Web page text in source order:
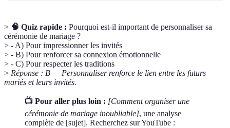
> 🧠 Quiz rapide : Pourquoi est-il important de personnaliser sa
cérémonie de mariage ?
> - A) Pour impressionner les invités
> - B) Pour renforcer sa connexion émotionnelle
> - C) Pour respecter les traditions
> Réponse : B — Personnaliser renforce le lien entre les futurs
mariés et leurs invités.
📺 Pour aller plus loin : [Comment organiser une
cérémonie de mariage inoubliable], une analyse
complète de [sujet]. Recherchez sur YouTube :